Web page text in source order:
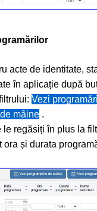
acte de identitate,
în aplicație după
Vezi
mâine .
regăsiți în plus la
ora și durata